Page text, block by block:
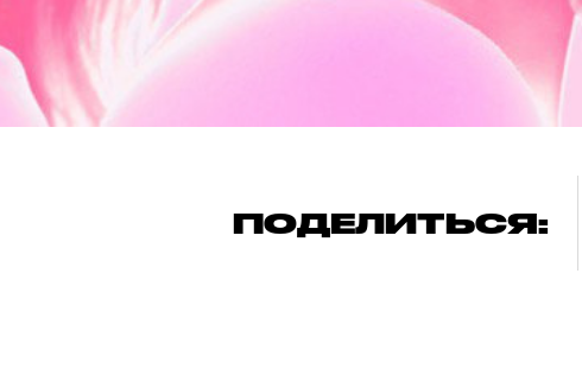
ПОДЕЛИТЬСЯ: